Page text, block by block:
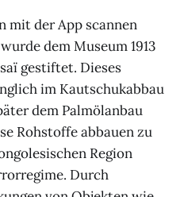
mit der App scannen
dem Museum 1913
gestiftet. Dieses
im Kautschukabbau
dem Palmölanbau
Rohstoffe abbauen zu
Region
Durch